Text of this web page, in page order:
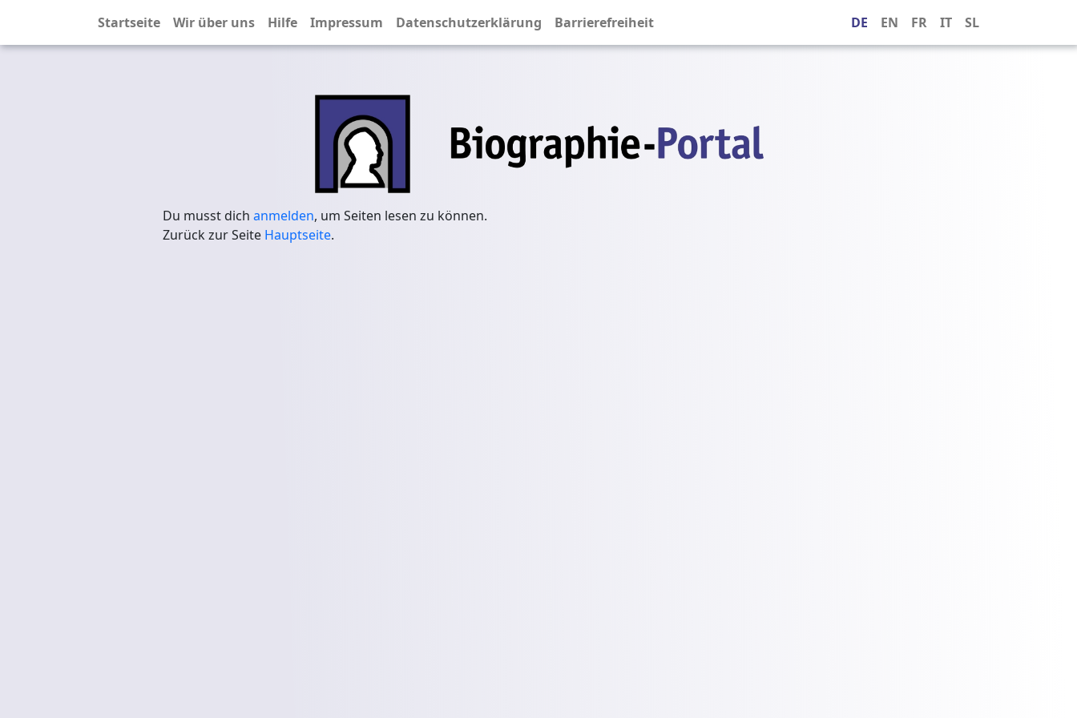
Startseite Wir über uns Hilfe Impressum Datenschutzerklärung Barrierefreiheit DE EN FR IT SL
Du musst dich anmelden, um Seiten lesen zu können.
Zurück zur Seite Hauptseite.